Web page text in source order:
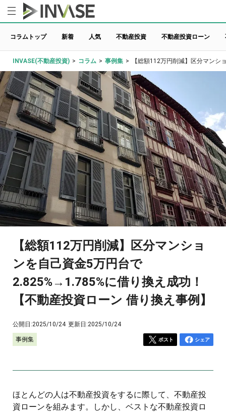
コラムトップ 新着 人気 不動産投資 不動産投資ローン
INVASE(不動産投資) > コラム > 事例集 > 【総額112万円削減】区分マン
【総額112万円削減】区分マンショ
ンを自己資金5万円台で
2.825%→1.785%に借り換え成功！
【不動産投資ローン 借り換え事例】
公開日:2025/10/24 更新日:2025/10/24
事例集 ポスト シェア
ほとんどの人は不動産投資をするに際して、不動産投
資ローンを組みます。しかし、ベストな不動産投資ロ